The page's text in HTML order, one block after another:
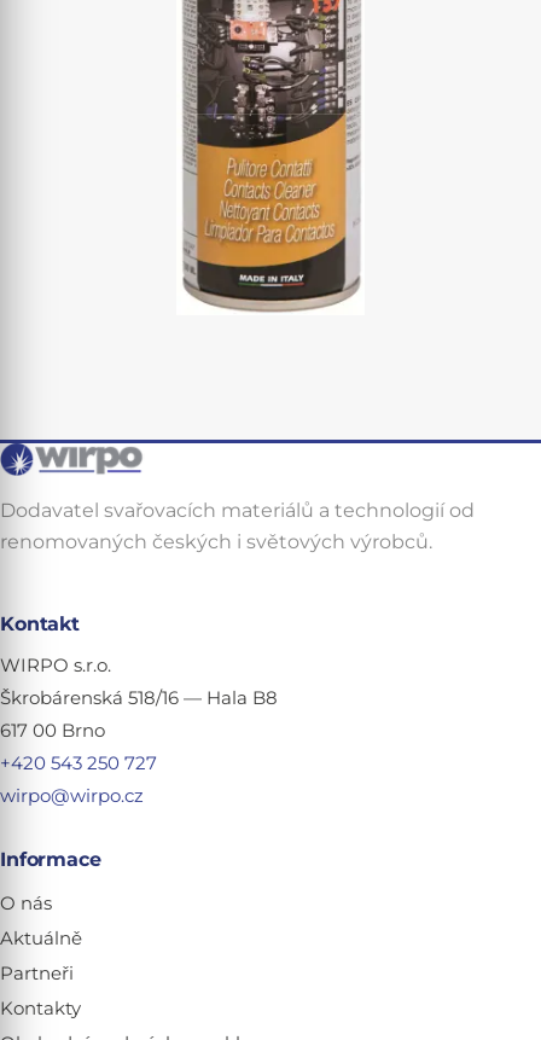
Dodavatel svařovacích materiálů a technologií od
renomovaných českých i světových výrobců.
Kontakt
WIRPO s.r.o.
Škrobárenská 518/16 — Hala B8
617 00 Brno
+420 543 250 727
wirpo@wirpo.cz
Informace
O nás
Aktuálně
Partneři
Kontakty